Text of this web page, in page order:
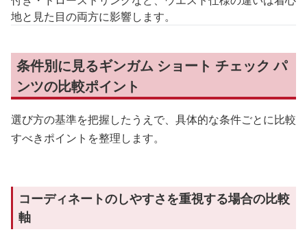
地と見た目の両方に影響します。
条件別に見るギンガム ショート チェック パ
ンツの比較ポイント
選び方の基準を把握したうえで、具体的な条件ごとに比較
すべきポイントを整理します。
コーディネートのしやすさを重視する場合の比較
軸